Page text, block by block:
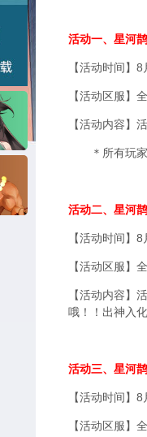
活动一、星河
【活动时间】
【活动区服】
【活动内容】
＊所有玩家
活动二、星河
【活动时间】
【活动区服】
【活动内容】
哦！！出神入
活动三、星河
【活动时间】
【活动区服】